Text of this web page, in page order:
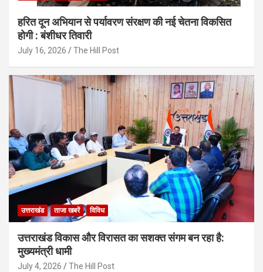
हरित दून अभियान से पर्यावरण संरक्षण की नई चेतना विकसित
होगी : बंशीधर तिवारी
July 16, 2026 The Hill Post
उत्तराखंड ताजा खबरें विविध
उत्तराखंड विकास और विरासत का सशक्त संगम बन रहा है:
मुख्यमंत्री धामी
July 4, 2026 The Hill Post